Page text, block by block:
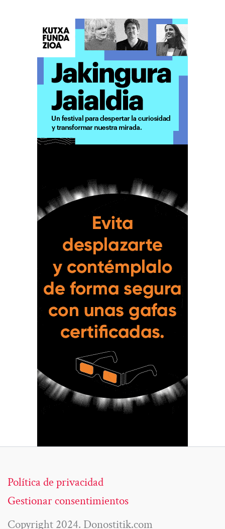
Política de privacidad
Gestionar consentimientos
Copyright 2024. Donostitik.com